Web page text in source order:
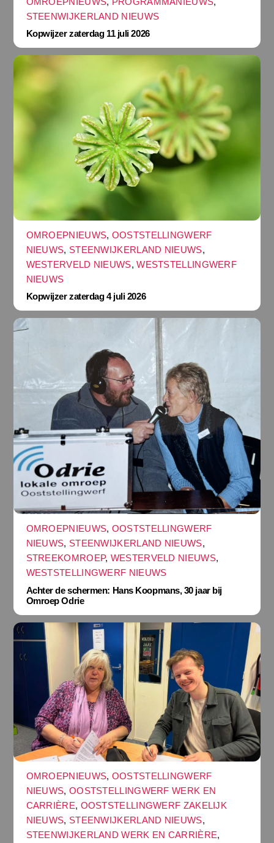
STEENWIJKERLAND NIEUWS
Kopwijzer zaterdag 11 juli 2026
OMROEPNIEUWS, OOSTSTELLINGWERF
NIEUWS, STEENWIJKERLAND NIEUWS,
WESTERVELD NIEUWS,WESTSTELLINGWERF
NIEUWS
Kopwijzer zaterdag 4 juli 2026
OMROEPNIEUWS, OOSTSTELLINGWERF
NIEUWS, STEENWIJKERLAND NIEUWS,
STREEKOMROEP, WESTERVELD NIEUWS,
WESTSTELLINGWERF NIEUWS
Achter de schermen: Hans Koopmans, 30 jaar bij
Omroep Odrie
OMROEPNIEUWS, OOSTSTELLINGWERF
NIEUWS, OOSTSTELLINGWERF WERK EN
CARRIÈRE, OOSTSTELLINGWERF ZAKELIJK
NIEUWS, STEENWIJKERLAND NIEUWS,
STEENWIJKERLAND WERK EN CARRIÈRE,